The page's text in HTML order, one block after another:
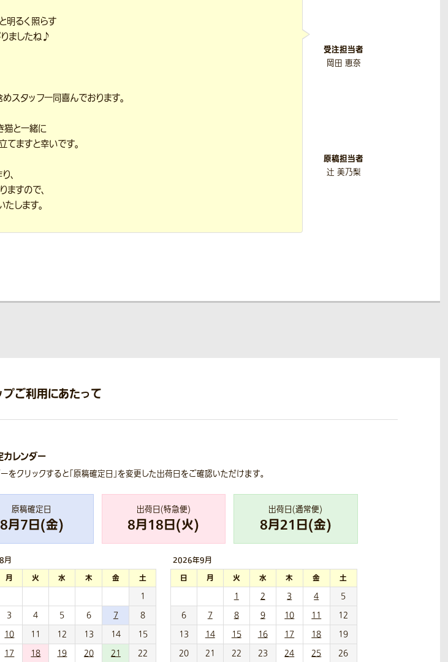
明るく照らす
ましたね♪
スタッフ一同喜んでおります。
猫と一緒に
てますと幸いです。
、
すので、
します。
受注担当者
岡田 恵奈
原稿担当者
辻 美乃梨
プご利用にあたって
カレンダー
をクリックすると「原稿確定日」を変更した出荷日をご確認いただけます。
原稿確定日
8月7日(金)
出荷日(特急便)
8月18日(火)
出荷日(通常便)
8月21 日(金)
月
月 火 水 木 金
土
1
3 4 5 6 7
8
10 11 12 13 14
15
17 18 19 20 21 22
2026年9月
日 月 火 水 木 金
土
1
2 3 4
5
6
7 8 9 10 11
12
13
14 15 16 17 18
19
20
21 22 23 24 25 26